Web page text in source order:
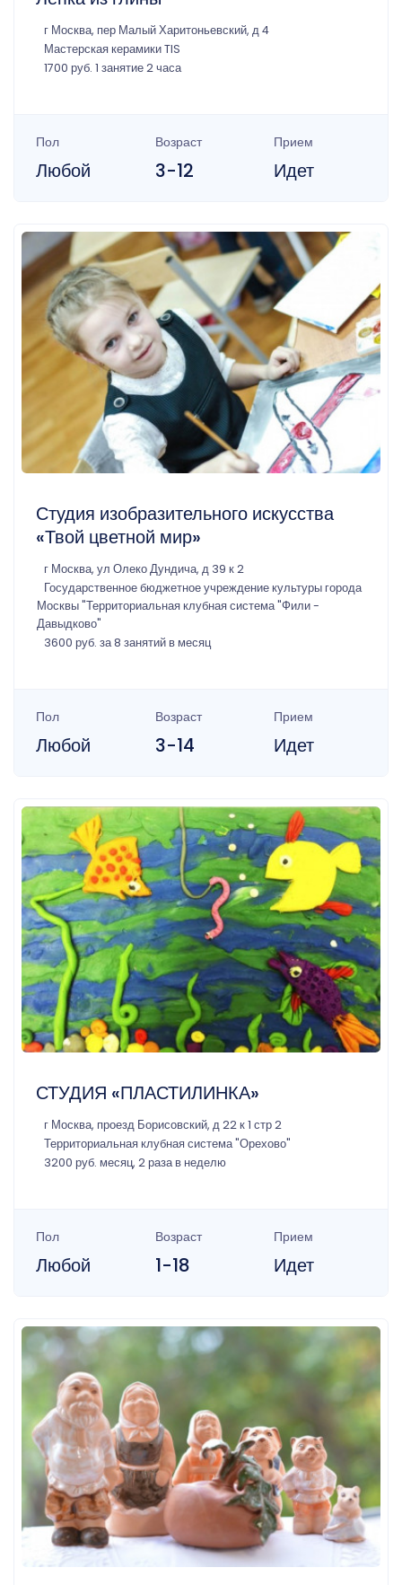
г Москва, пер Малый Харитоньевский, д 4
Мастерская керамики TIS
1700 руб. 1 занятие 2 часа
Пол
Любой
Возраст
3-12
Прием
Идет
Студия изобразительного искусства
«Твой цветной мир»
г Москва, ул Олеко Дундича, д 39 к 2
Государственное бюджетное учреждение культуры города
Москвы "Территориальная клубная система "Фили -
Давыдково"
3600 руб. за 8 занятий в месяц
Пол
Любой
Возраст
3-14
Прием
Идет
СТУДИЯ «ПЛАСТИЛИНКА»
г Москва, проезд Борисовский, д 22 к 1 стр 2
Территориальная клубная система "Орехово"
3200 руб. месяц, 2 раза в неделю
Пол
Любой
Возраст
1-18
Прием
Идет